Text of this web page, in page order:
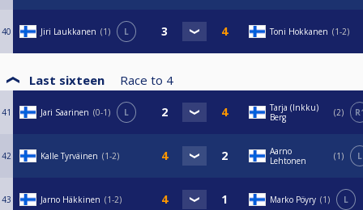
40 Jiri Laukkanen 1 L Toni Hokkanen 1-2
Last sixteen Race to 4
41 Jari Saarinen 0-1 L
Tarja (Inkku)
Berg
2
42 Kalle Tyrväinen 1-2
Aarno
Lehtonen
1 L
43 Jarno Häkkinen 1-2 Marko Pöyry 1 L